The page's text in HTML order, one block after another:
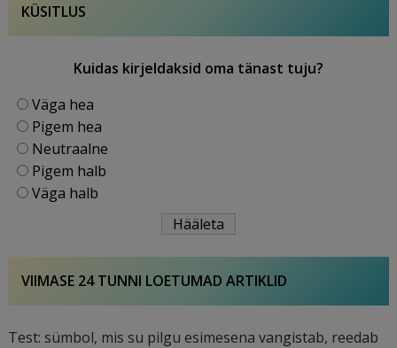
KÜSITLUS
Kuidas kirjeldaksid oma tänast tuju?
Väga hea
Pigem hea
Neutraalne
Pigem halb
Väga halb
VIIMASE 24 TUNNI LOETUMAD ARTIKLID
Test: sümbol, mis su pilgu esimesena vangistab, reedab